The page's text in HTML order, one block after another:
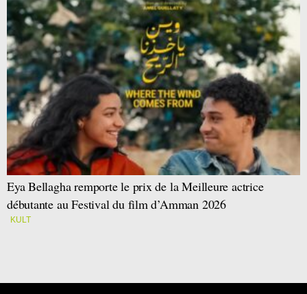
Eya Bellagha remporte le prix de la Meilleure actrice
débutante au Festival du film d’Amman 2026
KULT